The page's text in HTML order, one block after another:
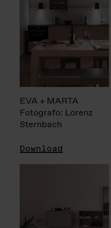
EVA + MARTA
Fotografo: Lorenz
Sternbach
Download